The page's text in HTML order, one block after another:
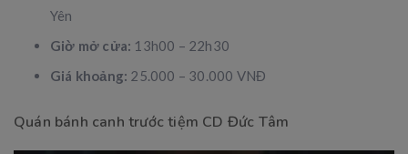
Yên
Giờ mở cửa: 13h00 – 22h30
Giá khoảng: 25.000 – 30.000 VNĐ
Quán bánh canh trước tiệm CD Đức Tâm